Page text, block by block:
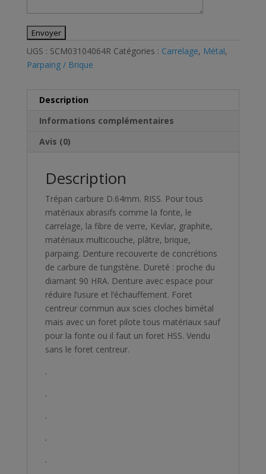
UGS : SCM03104064R Catégories : Carrelage, Métal,
Parpaing / Brique
Description
Informations complémentaires
Avis (0)
Description
Trépan carbure D.64mm. RISS. Pour tous
matériaux abrasifs comme la fonte, le
carrelage, la fibre de verre, Kevlar, graphite,
matériaux multicouche, plâtre, brique,
parpaing. Denture recouverte de concrétions
de carbure de tungstène. Dureté : proche du
diamant 90 HRA. Denture avec espace pour
réduire l’usure et l’échauffement. Foret
centreur commun aux scies cloches bimétal
mais avec un foret pilote tous matériaux sauf
pour la fonte ou il faut un foret HSS. Vendu
sans le foret centreur.
.
.
.
.
.